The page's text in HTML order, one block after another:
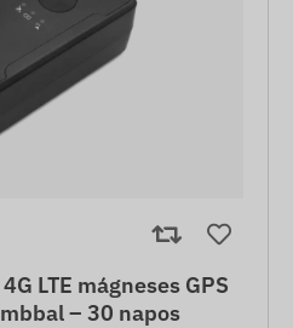
LTE mágneses GPS
– 30 napos